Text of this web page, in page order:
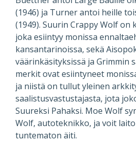
(1946) ja Turner antoi heille
(1949). Suurin Crappy Wolf on
joka esiintyy monissa
kansantarinoissa, sekä
väärinkäsityksissä ja Grimmin
merkit ovat esiintyneet
ja niistä on tullut yleinen
saalistusvastustajasta, jota
Suureksi Pahaksi. Moe Wolf
Wolf, autoteknikko, ja voit
tuntematon äiti.